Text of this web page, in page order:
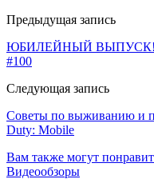
Предыдущая запись
ЮБИЛЕЙНЫЙ
#100
Следующая запись
Советы по выживанию и
Duty: Mobile
Вам также могут
Видеообзоры